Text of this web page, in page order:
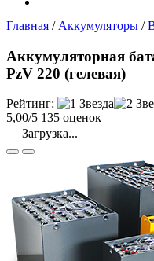
Главная / Аккумуляторы /
Аккумуляторная
PzV 220 (гелевая)
Рейтинг:
5,00/5 135 оценок
Загрузка...